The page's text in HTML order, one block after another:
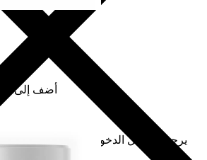
أضف إلى
يرجى تسجيل الدخول لإضافة هذا إلى